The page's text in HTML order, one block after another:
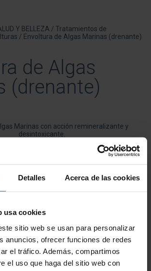
Detalles Acerca de las cookies
usa cookies
sitio web se usan para personalizar
anuncios, ofrecer funciones de redes
el tráfico. Además, compartimos
el uso que haga del sitio web con
Y BELLEZA / Tratamientos de
/ Envoltura de Algas Marinas (drenante)
de Algas
(drenante)
Marinas con acción remineralizante y
desintoxicante.
(drenante) cantidad